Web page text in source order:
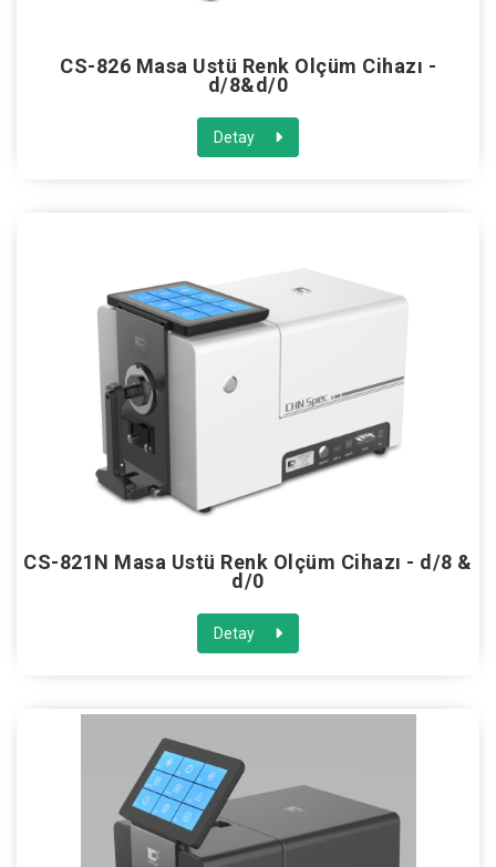
CS-826 Masa Üstü Renk Ölçüm Cihazı -
d/8&d/0
Detay
CS-821N Masa Üstü Renk Ölçüm Cihazı - d/8 &
d/0
Detay